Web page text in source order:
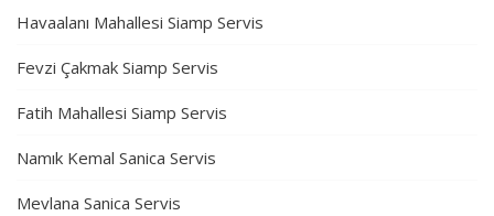
Havaalanı Mahallesi Siamp Servis
Fevzi Çakmak Siamp Servis
Fatih Mahallesi Siamp Servis
Namık Kemal Sanica Servis
Mevlana Sanica Servis